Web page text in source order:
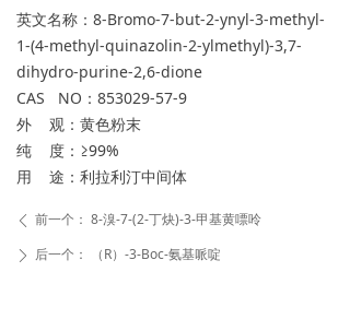
ꄲ 后一个： （R）-3-Boc-氨基哌啶
ꄴ 前一个： 8-溴-7-(2-丁炔)-3-甲基黄嘌呤
英文名称：8-Bromo-7-but-2-ynyl-3-methyl-
1-(4-methyl-quinazolin-2-ylmethyl)-3,7-
dihydro-purine-2,6-dione
CAS NO：853029-57-9
外 观：黄色粉末
纯 度：≥99%
用 途：利拉利汀中间体